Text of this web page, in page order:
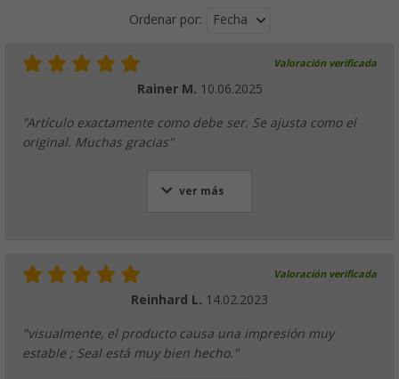
Ordenar por: Fecha
Valoración verificada
Rainer M. 10.06.2025
"Artículo exactamente como debe ser. Se ajusta como el
original. Muchas gracias"
ver más
Valoración verificada
Reinhard L. 14.02.2023
"visualmente, el producto causa una impresión muy
estable ; Seal está muy bien hecho."